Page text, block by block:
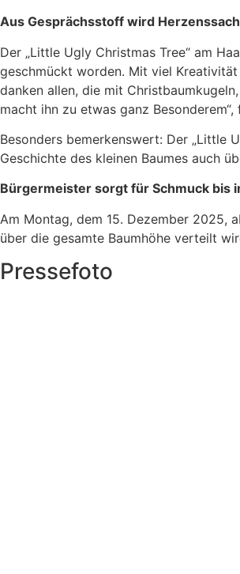
Aus Gesprächsstoff wird
Der „Little Ugly Christmas Tree“ am
geschmückt worden. Mit viel
danken allen, die mit
macht ihn zu etwas ganz
Besonders bemerkenswert: Der „Little
Geschichte des kleinen Baumes auch
Bürgermeister sorgt für Schmuck bis
Am Montag, dem 15. Dezember 2025,
über die gesamte Baumhöhe verteilt
Pressefoto